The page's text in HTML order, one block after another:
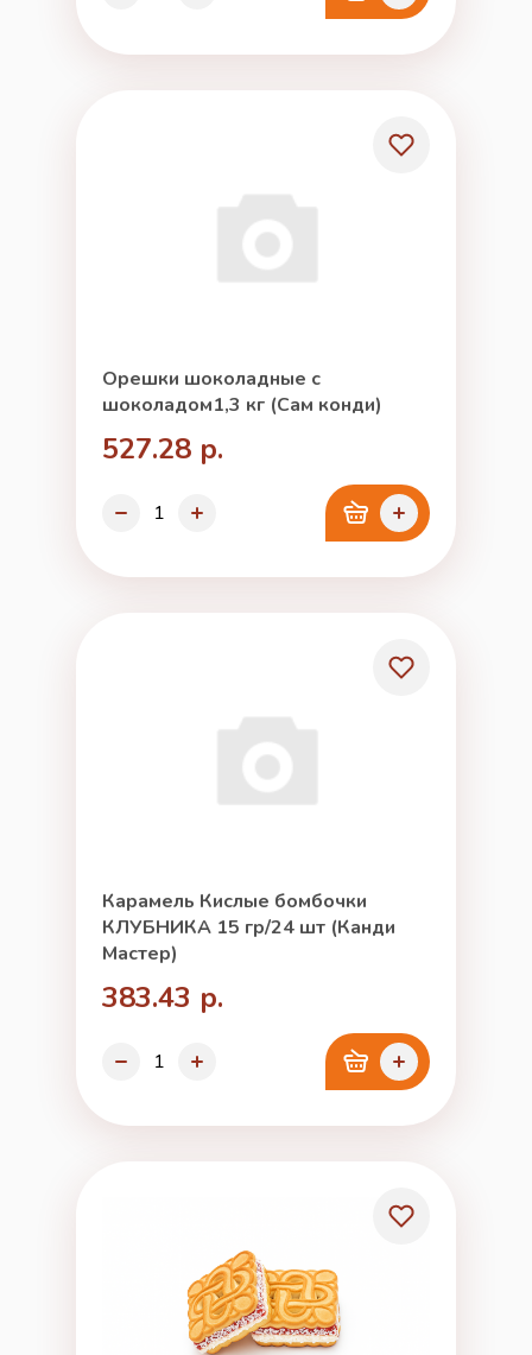
Орешки шоколадные с
шоколадом1,3 кг (Сам конди)
527.28 р.
Карамель Кислые бомбочки
КЛУБНИКА 15 гр/24 шт (Канди
Мастер)
383.43 р.